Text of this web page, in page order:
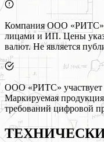
Компания ООО «РИТС»
лицами и ИП. Цены
валют. Не является
ООО «РИТС»
Маркируемая
требований цифровой